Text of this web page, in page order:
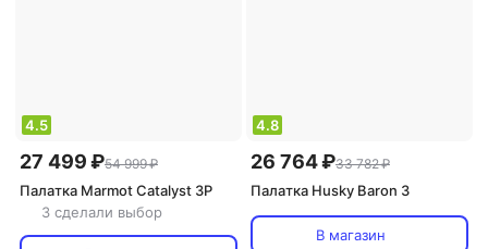
4.5
27 499 ₽54 999 ₽
Палатка Marmot Catalyst 3P
3 сделали выбор
4.8
26 764 ₽33 782 ₽
Палатка Husky Baron 3
В магазин